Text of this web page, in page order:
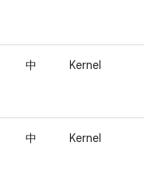
中 Kernel
中 Kernel